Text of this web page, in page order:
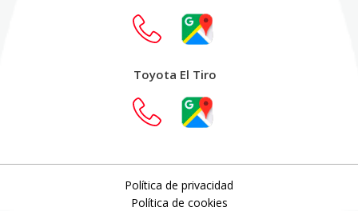
Toyota El Tiro
Política de privacidad
Política de cookies